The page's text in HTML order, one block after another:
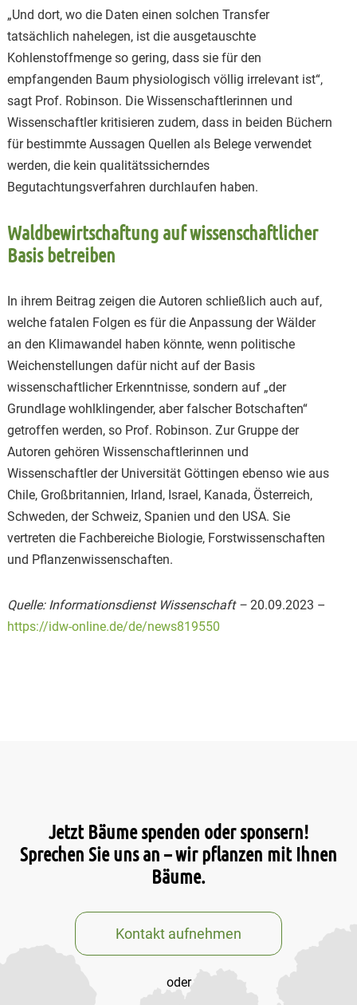
„Und dort, wo die Daten einen solchen Transfer
tatsächlich nahelegen, ist die ausgetauschte
Kohlenstoffmenge so gering, dass sie für den
empfangenden Baum physiologisch völlig irrelevant ist“,
sagt Prof. Robinson. Die Wissenschaftlerinnen und
Wissenschaftler kritisieren zudem, dass in beiden Büchern
für bestimmte Aussagen Quellen als Belege verwendet
werden, die kein qualitätssicherndes
Begutachtungsverfahren durchlaufen haben.
Waldbewirtschaftung auf wissenschaftlicher
Basis betreiben
In ihrem Beitrag zeigen die Autoren schließlich auch auf,
welche fatalen Folgen es für die Anpassung der Wälder
an den Klimawandel haben könnte, wenn politische
Weichenstellungen dafür nicht auf der Basis
wissenschaftlicher Erkenntnisse, sondern auf „der
Grundlage wohlklingender, aber falscher Botschaften“
getroffen werden, so Prof. Robinson. Zur Gruppe der
Autoren gehören Wissenschaftlerinnen und
Wissenschaftler der Universität Göttingen ebenso wie aus
Chile, Großbritannien, Irland, Israel, Kanada, Österreich,
Schweden, der Schweiz, Spanien und den USA. Sie
vertreten die Fachbereiche Biologie, Forstwissenschaften
und Pflanzenwissenschaften.
Quelle: Informationsdienst Wissenschaft – 20.09.2023 –
https://idw-online.de/de/news819550
Jetzt Bäume spenden oder sponsern!
Sprechen Sie uns an – wir pflanzen mit Ihnen
Bäume.
Kontakt aufnehmen
oder